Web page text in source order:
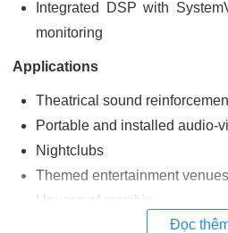
Integrated DSP with
monitoring
Applications
Theatrical sound
Portable and installed audio-
Nightclubs
Themed entertainment venues
Houses of worship
Đọc